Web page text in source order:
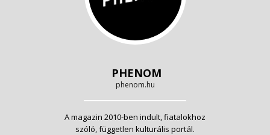
PHENOM
phenom.hu
A magazin 2010-ben indult, fiatalokhoz
szóló, független kulturális portál.